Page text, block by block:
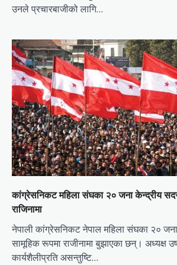
उनले प्रचारबाजीको लागि…
कांग्रेसनिकट महिला संघका २० जना केन्द्रीय
राजिनामा
नेपाली कांग्रेसनिकट नेपाल महिला संघका २०
सामूहिक रूपमा राजीनामा बुझाएका छन्। अध्यक्ष
कार्यशैलीप्रति असन्तुष्टि…